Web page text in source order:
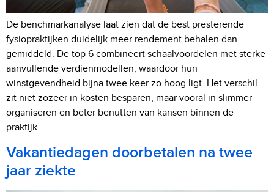
De benchmarkanalyse laat zien dat de best presterende
fysiopraktijken duidelijk meer rendement behalen dan
gemiddeld. De top 6 combineert schaalvoordelen met sterke
aanvullende verdienmodellen, waardoor hun
winstgevendheid bijna twee keer zo hoog ligt. Het verschil
zit niet zozeer in kosten besparen, maar vooral in slimmer
organiseren en beter benutten van kansen binnen de
praktijk.
Vakantiedagen doorbetalen na twee
jaar ziekte